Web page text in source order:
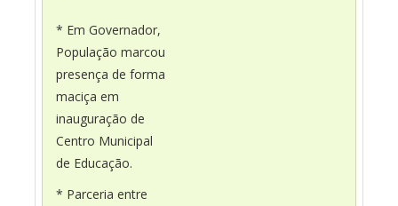
* Em Governador,
População marcou
presença de forma
maciça em
inauguração de
Centro Municipal
de Educação.
* Parceria entre